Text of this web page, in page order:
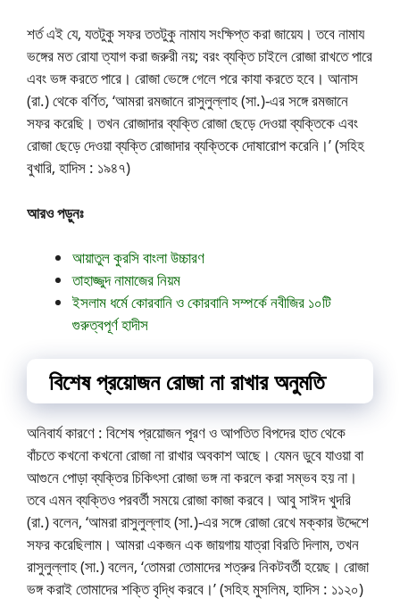
শর্ত এই যে, যতটুকু সফর ততটুকু নামায সংক্ষিপ্ত করা জায়েয। তবে নামায
ভঙ্গের মত রোযা ত্যাগ করা জরুরী নয়; বরং ব্যক্তি চাইলে রোজা রাখতে পারে
এবং ভঙ্গ করতে পারে। রোজা ভেঙ্গে গেলে পরে কাযা করতে হবে। আনাস
(রা.) থেকে বর্ণিত, ‘আমরা রমজানে রাসুলুল্লাহ (সা.)-এর সঙ্গে রমজানে
সফর করেছি। তখন রোজাদার ব্যক্তি রোজা ছেড়ে দেওয়া ব্যক্তিকে এবং
রোজা ছেড়ে দেওয়া ব্যক্তি রোজাদার ব্যক্তিকে দোষারোপ করেনি।’ (সহিহ
বুখারি, হাদিস : ১৯৪৭)
আরও পড়ুনঃ
আয়াতুল কুরসি বাংলা উচ্চারণ
তাহাজ্জুদ নামাজের নিয়ম
ইসলাম ধর্মে কোরবানি ও কোরবানি সম্পর্কে নবীজির ১০টি
গুরুত্বপূর্ণ হাদীস
বিশেষ প্রয়োজন রোজা না রাখার অনুমতি
অনিবার্য কারণে : বিশেষ প্রয়োজন পূরণ ও আপতিত বিপদের হাত থেকে
বাঁচতে কখনো কখনো রোজা না রাখার অবকাশ আছে। যেমন ডুবে যাওয়া বা
আগুনে পোড়া ব্যক্তির চিকিৎসা রোজা ভঙ্গ না করলে করা সম্ভব হয় না।
তবে এমন ব্যক্তিও পরবর্তী সময়ে রোজা কাজা করবে। আবু সাঈদ খুদরি
(রা.) বলেন, ‘আমরা রাসুলুল্লাহ (সা.)-এর সঙ্গে রোজা রেখে মক্কার উদ্দেশে
সফর করেছিলাম। আমরা একজন এক জায়গায় যাত্রা বিরতি দিলাম, তখন
রাসুলুল্লাহ (সা.) বলেন, ‘তোমরা তোমাদের শত্রুর নিকটবর্তী হয়েছ। রোজা
ভঙ্গ করাই তোমাদের শক্তি বৃদ্ধি করবে।’ (সহিহ মুসলিম, হাদিস : ১১২০)